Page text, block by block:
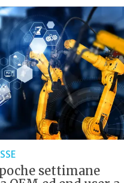
settimane